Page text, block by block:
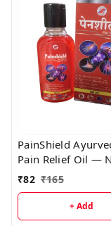
PainShield
Pain Relief Oil —
Joint & Muscle
Mustard Oil
₹82 ₹165
+ Add